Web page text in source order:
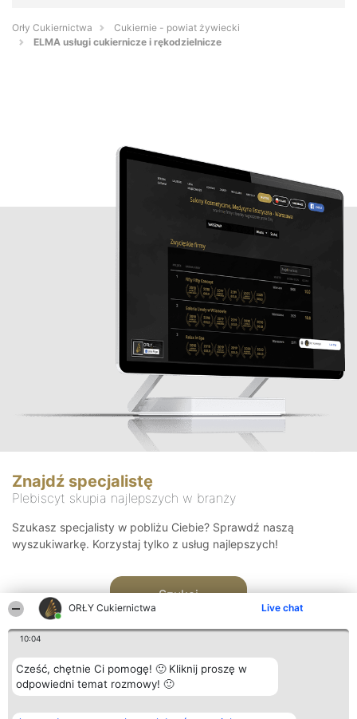
ORŁY Cukiernictwa Live chat
10:04
Cześć, chętnie Ci pomogę! 🙂 Kliknij proszę w
odpowiedni temat rozmowy! 🙂
Orły Cukiernictwa
Cukiernie - powiat żywiecki
ELMA usługi cukiernicze i rękodzielnicze
Znajdź specjalistę
Plebiscyt skupia najlepszych w branży
Szukasz specjalisty w pobliżu Ciebie? Sprawdź naszą
wyszukiwarkę. Korzystaj tylko z usług najlepszych!
Szukaj
Organizator plebiscytu Plebiscyt Kontakt